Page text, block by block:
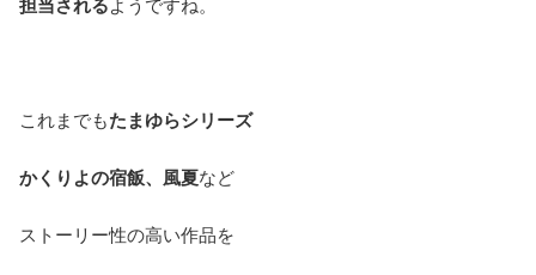
担当されるようですね。
これまでもたまゆらシリーズ
かくりよの宿飯、風夏など
ストーリー性の高い作品を